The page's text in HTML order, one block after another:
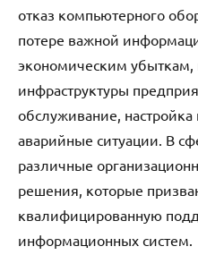
отказ компьютерного
потере важной
экономическим
инфраструктуры
обслуживание,
аварийные ситуации. В
различные
решения, которые
квалифицированную
информационных систем.